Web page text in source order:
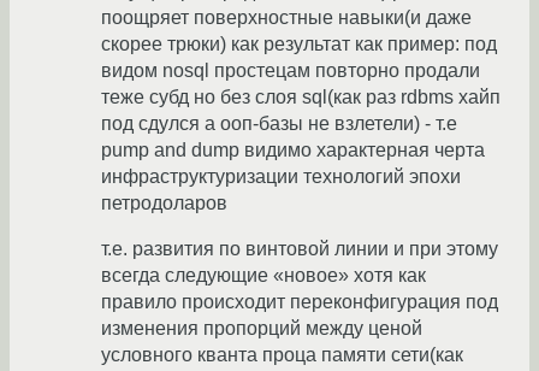
поощряет поверхностные навыки(и даже
скорее трюки) как результат как пример: под
видом nosql простецам повторно продали
теже субд но без слоя sql(как раз rdbms хайп
под сдулся а ооп-базы не взлетели) - т.е
pump and dump видимо характерная черта
инфраструктуризации технологий эпохи
петродоларов
т.е. развития по винтовой линии и при этому
всегда следующие «новое» хотя как
правило происходит переконфигурация под
изменения пропорций между ценой
условного кванта проца памяти сети(как